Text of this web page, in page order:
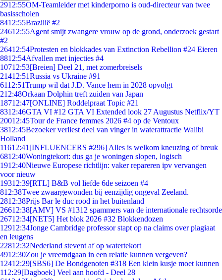
2912:55OM-Teamleider met kinderporno is oud-directeur van twee
basisscholen
8412:55Brazilië #2
24612:55Agent smijt zwangere vrouw op de grond, onderzoek gestart
#2
26412:54Protesten en blokkades van Extinction Rebellion #24 Eieren
8812:54Afvallen met injecties #4
10712:53[Breien] Deel 21, met zomerbreisels
21412:51Russia vs Ukraine #91
6112:51Trump wil dat J.D. Vance hem in 2028 opvolgt
212:48Orkaan Dolphin treft zuiden van Japan
18712:47[ONLINE] Roddelpraat Topic #21
8312:46GTA VI #12 GTA VI Extended look 27 Augustus Netflix/YT
20012:45Tour de France femmes 2026 #4 op de Ventoux
3812:45Bezoeker verliest deel van vinger in waterattractie Walibi
Holland
11612:41 [INFLUENCERS #296] Alles is welkom kneuzing of breuk
6812:40Woningtekort: dus ga je woningen slopen, logisch
1912:40Nieuwe Europese richtlijn: vaker repareren ipv vervangen
voor nieuw
19312:39[RTL] B&B vol liefde 6de seizoen #4
812:38Twee zwaargewonden bij eenzijdig ongeval Zeeland.
2812:38Prijs Bar le duc rood in het buitenland
26612:38[AMV] VS #1312 spammers van de internationale rechtsorde
26712:34[NET5] Het blok 2026 #32 Blokkendozen
12912:34Jonge Cambridge professor stapt op na claims over plagiaat
en leugens
22812:32Nederland stevent af op watertekort
4912:30Zou je vreemdgaan in een relatie kunnen vergeven?
12412:29[SBS6] De Bondgenoten #318 Een klein kusje moet kunnen
112:29[Dagboek] Veel aan hoofd - Deel 28